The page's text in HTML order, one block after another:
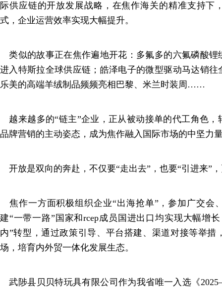
际供应链的开放发展战略，在焦作海关的精准支持下
式，企业运营效率实现大幅提升。
类似的故事正在焦作遍地开花：多氟多的六氟磷酸锂
进入特斯拉全球供应链；皓泽电子的微型驱动马达销
乐美的高端羊绒制品频频亮相巴黎、米兰时装周……
越来越多的“链主”企业，正从被动接单的代工角色，
品牌营销的主动姿态，成为焦作融入国际市场的中坚力
开放是双向的奔赴，不仅要“走出去”，也要“引进来”
焦作一方面积极组织企业“出海抢单”，参加广交会
建“一带一路”国家和rcep成员国进出口均实现大幅增
内”转型，通过政策引导、平台搭建、渠道对接等举措
场，培育内外贸一体化发展生态。
武陟县贝贝特玩具有限公司作为我省唯一入选《